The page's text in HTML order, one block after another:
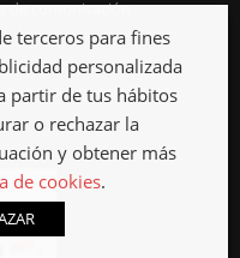
de comunicación
qué son y qué ventajas
terceros para fines
personalizada
partir de tus hábitos
o rechazar la
y obtener más
de cookies.